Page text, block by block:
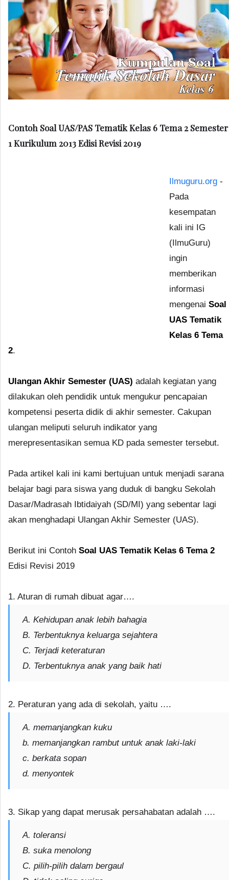
Contoh Soal UAS/PAS Tematik Kelas 6 Tema 2 Semester
1 Kurikulum 2013 Edisi Revisi 2019
Ilmuguru.org -
Pada
kesempatan
kali ini IG
(IlmuGuru)
ingin
memberikan
informasi
mengenai Soal
UAS Tematik
Kelas 6 Tema
2.
Ulangan Akhir Semester (UAS) adalah kegiatan yang
dilakukan oleh pendidik untuk mengukur pencapaian
kompetensi peserta didik di akhir semester. Cakupan
ulangan meliputi seluruh indikator yang
merepresentasikan semua KD pada semester tersebut.
Pada artikel kali ini kami bertujuan untuk menjadi sarana
belajar bagi para siswa yang duduk di bangku Sekolah
Dasar/Madrasah Ibtidaiyah (SD/MI) yang sebentar lagi
akan menghadapi Ulangan Akhir Semester (UAS).
Berikut ini Contoh Soal UAS Tematik Kelas 6 Tema 2
Edisi Revisi 2019
1. Aturan di rumah dibuat agar….
A. Kehidupan anak lebih bahagia
B. Terbentuknya keluarga sejahtera
C. Terjadi keteraturan
D. Terbentuknya anak yang baik hati
2. Peraturan yang ada di sekolah, yaitu ….
A. memanjangkan kuku
b. memanjangkan rambut untuk anak laki-laki
c. berkata sopan
d. menyontek
3. Sikap yang dapat merusak persahabatan adalah ….
A. toleransi
B. suka menolong
C. pilih-pilih dalam bergaul